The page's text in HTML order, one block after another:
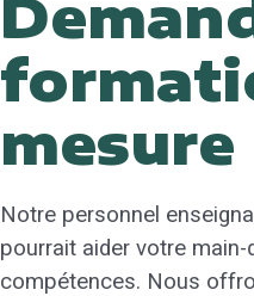
mesure
Notre personnel
pourrait aider votre
compétences. Nous